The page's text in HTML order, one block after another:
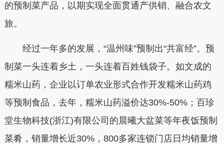
的预制菜产品，以期实现全面贯通产供销、融合农文
旅。
经过一年多的发展，“温州味”预制出“共富经”。预
制菜一头连着乡土，一头连着百姓钱袋子。如文成的
糯米山药，企业以订单农业形式合作开发糯米山药鸡
等预制食品，去年，糯米山药溢价达30%-50%；百珍
堂生物科技(浙江)有限公司的晨曦大盆菜等年夜饭预制
菜肴，销量增长近30%，800多家连锁门店日均销量增